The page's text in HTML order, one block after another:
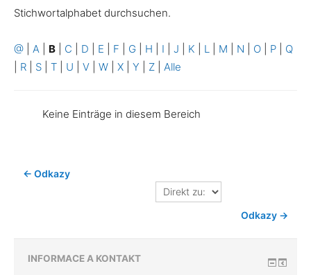
Stichwortalphabet durchsuchen.
@ A B C D E F G H I J K L M N O P
Q
R S T U V W X Y Z Alle
Keine Einträge in diesem Bereich
← Odkazy
Direkt
zu:
Odkazy →
INFORMACE A KONTAKT